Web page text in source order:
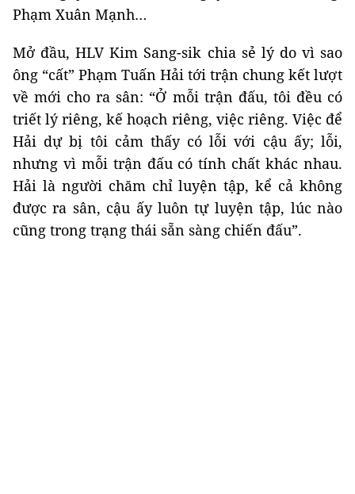
Phạm Xuân Mạnh…
Mở đầu, HLV Kim Sang-sik chia sẻ lý do vì sao
ông “cất” Phạm Tuấn Hải tới trận chung kết lượt
về mới cho ra sân: “Ở mỗi trận đấu, tôi đều có
triết lý riêng, kế hoạch riêng, việc riêng. Việc để
Hải dự bị tôi cảm thấy có lỗi với cậu ấy; lỗi,
nhưng vì mỗi trận đấu có tính chất khác nhau.
Hải là người chăm chỉ luyện tập, kể cả không
được ra sân, cậu ấy luôn tự luyện tập, lúc nào
cũng trong trạng thái sẵn sàng chiến đấu”.